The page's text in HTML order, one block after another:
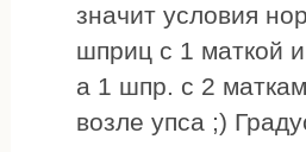
значит условия
шприц с 1 маткой
а 1 шпр. с 2
возле упса ;)